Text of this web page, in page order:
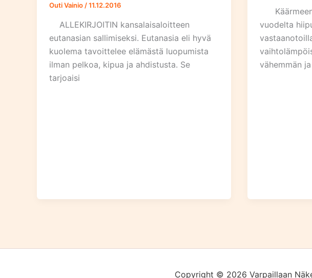
Outi Vainio /11.12.2016
ALLEKIRJOITIN kansalaisaloitteen
eutanasian sallimiseksi. Eutanasia eli hyvä
kuolema tavoittelee elämästä luopumista
ilman pelkoa, kipua ja ahdistusta. Se
tarjoaisi
vuodelta
vähemmän
Copyright © 2026 Varpaillaan